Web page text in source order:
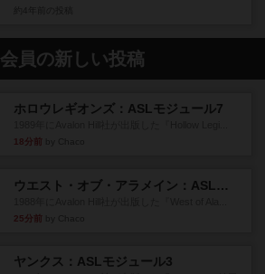
会員の新しい投稿
ホロウレギオンズ：ASLモジュール7
18分前
ウエスト・オブ・アラメイン：ASLモジュール5
25分前
ヤンクス：ASLモジュール3